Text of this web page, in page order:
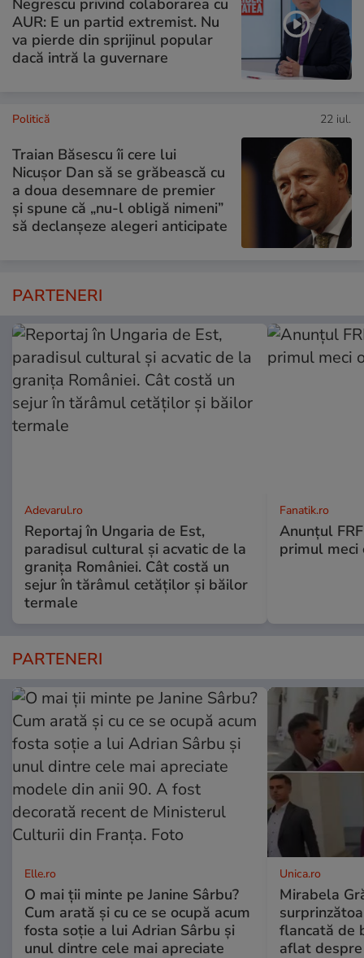
AUR: E un partid extremist. Nu
va pierde din sprijinul popular
dacă intră la guvernare
Politică 22 iul.
Traian Băsescu îi cere lui
Nicușor Dan să se grăbească cu
a doua desemnare de premier
și spune că „nu-l obligă nimeni”
să declanșeze alegeri anticipate
PARTENERI
Adevarul.ro
Reportaj în Ungaria de Est,
paradisul cultural și acvatic de la
granița României. Cât costă un
sejur în tărâmul cetăților și băilor
termale
Fanatik.ro
Anunțul
primul meci
PARTENERI
Elle.ro
O mai ții minte pe Janine Sârbu?
Cum arată și cu ce se ocupă acum
fosta soție a lui Adrian Sârbu și
unul dintre cele mai apreciate
Unica.ro
Mirabela
flancată de
aflat